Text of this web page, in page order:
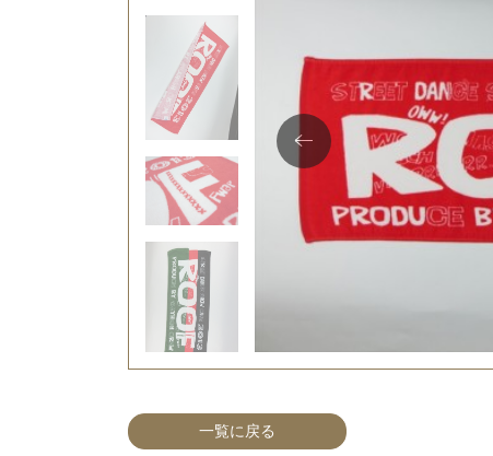
一覧に戻る